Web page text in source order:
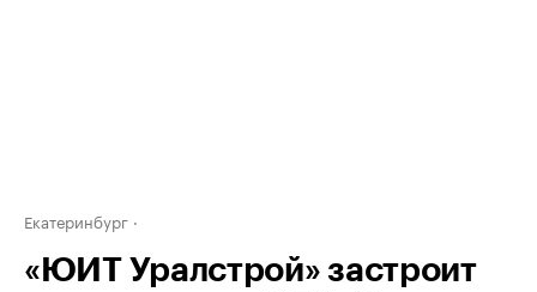
Екатеринбург
«ЮИТ Уралстрой» застроит